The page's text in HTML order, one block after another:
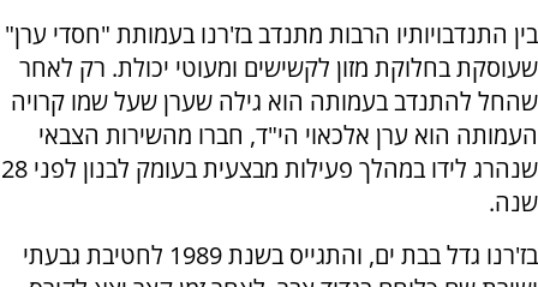
בין התנדבויותיו הרבות מתנדב בז'רנו בעמותת "חסדי ערן"
שעוסקת בחלוקת מזון לקשישים ומעוטי יכולת. רק לאחר
שהחל להתנדב בעמותה הוא גילה שערן שעל שמו קרויה
העמותה הוא ערן אלכאוי הי"ד, חברו מהשירות הצבאי
שנהרג לידו במהלך פעילות מבצעית בעומק לבנון לפני 28
שנה.
בז'רנו גדל בבת ים, והתגייס בשנת 1989 לחטיבת גבעתי